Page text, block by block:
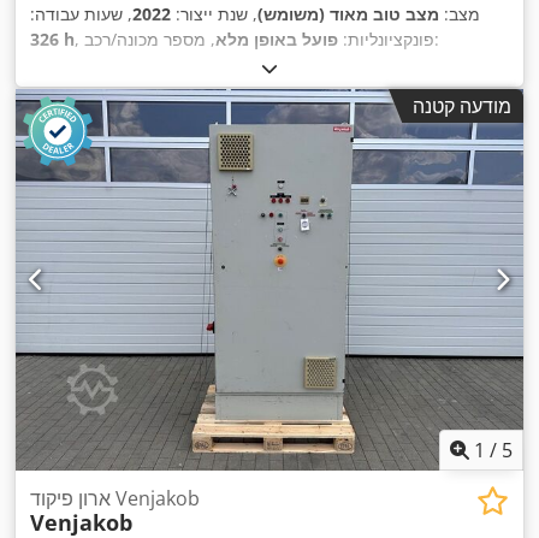
מצב: מצב טוב מאוד (משומש), שנת ייצור: 2022, שעות עבודה:
326 h
, פונקציונליות: פועל באופן מלא
, מספר מכונה/רכב:
1,300 מ"מ, אורך ההזנה ציר Z: 100 מ"מ, משקל חומר העבודה
(מקס'):500 ק"ג , רוחב עבודה: 1,300 מ"מ , מודעה קטנה
1 / 5
ארון פיקוד Venjakob
Venjakob